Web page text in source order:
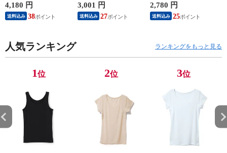
ンクトップ ノースリ
ーブ インナー 紳士
男性 シニア 抗菌 防
4,180 円
送料込み 38
外線 疲労軽減 ボデ
ィケア 健康 プレゼ
ント ギフト ヘルス
3,001 円
送料込み 27
オフホワイト/ブラウ
ン/ブラック/チャコ
ールグレー/ピンク
2,780 円
送料込み 25
人気ランキング ランキングをもっと見る
1位 2位 3位